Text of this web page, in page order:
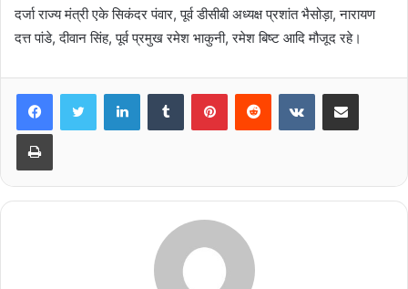
दर्जा राज्य मंत्री एके सिकंदर पंवार, पूर्व डीसीबी अध्यक्ष प्रशांत भैसोड़ा, नारायण
दत्त पांडे, दीवान सिंह, पूर्व प्रमुख रमेश भाकुनी, रमेश बिष्ट आदि मौजूद रहे।
LinkedInTumblr PinterestReddit VKontakteShare via Email
Print